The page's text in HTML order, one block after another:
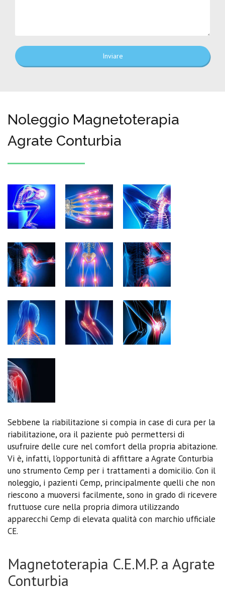
Inviare
Noleggio Magnetoterapia
Agrate Conturbia
Sebbene la riabilitazione si compia in case di cura per la
riabilitazione, ora il paziente può permettersi di
usufruire delle cure nel comfort della propria abitazione.
Vi è, infatti, l'opportunità di affittare a Agrate Conturbia
uno strumento Cemp per i trattamenti a domicilio. Con il
noleggio, i pazienti Cemp, principalmente quelli che non
riescono a muoversi facilmente, sono in grado di ricevere
fruttuose cure nella propria dimora utilizzando
apparecchi Cemp di elevata qualità con marchio ufficiale
CE.
Magnetoterapia C.E.M.P. a Agrate
Conturbia